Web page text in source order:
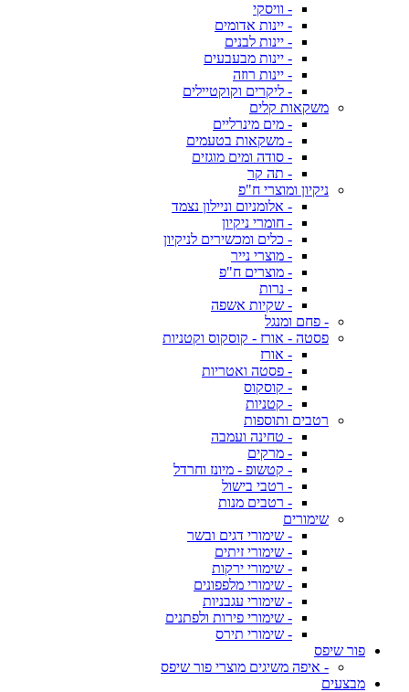
- וויסקי
- יינות אדומים
- יינות לבנים
- יינות מבעבעים
- יינות רוזה
- ליקרים וקוקטיילים
משקאות קלים
- מים מינרליים
- משקאות בטעמים
- סודה ומים מוגזים
- תה קר
ניקיון ומוצרי ח"פ
- אלומניום וניילון נצמד
- חומרי ניקיון
- כלים ומכשירים לניקיון
- מוצרי נייר
- מוצרים ח"פ
- נרות
- שקיות אשפה
- פחם ומנגל
פסטה - אורז - קוסקוס וקטניות
- אורז
- פסטה ואטריות
- קוסקוס
- קטניות
רטבים ותוספות
- טחינה ועמבה
- מרקים
- קטשופ - מיונז וחרדל
- רטבי בישול
- רטבים מנות
שימורים
- שימורי דגים ובשר
- שימורי זיתים
- שימורי ירקות
- שימורי מלפפונים
- שימורי עגבניות
- שימורי פירות ולפתנים
- שימורי תירס
פור שיפס
- איפה משיגים מוצרי פור שיפס
מבצעים